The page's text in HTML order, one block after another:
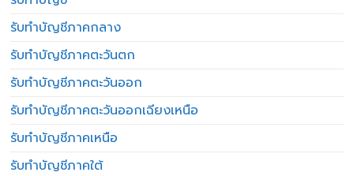
รับทำบัญชีภาคกลาง
รับทำบัญชีภาคตะวันตก
รับทำบัญชีภาคตะวันออก
รับทำบัญชีภาคตะวันออกเฉียงเหนือ
รับทำบัญชีภาคเหนือ
รับทำบัญชีภาคใต้